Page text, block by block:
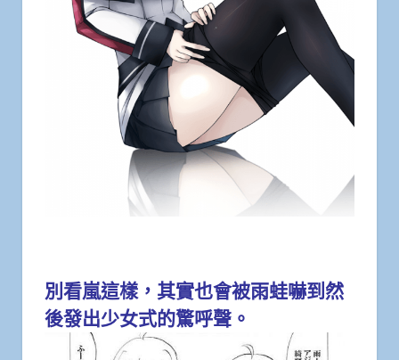
別看嵐這樣，其實也會被雨蛙嚇到然
後發出少女式的驚呼聲。